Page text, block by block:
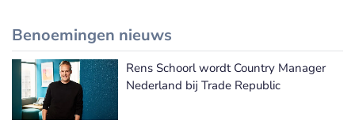
Benoemingen nieuws
Meer Benoemingen nieuws
Rens Schoorl wordt Country Manager
Nederland bij Trade Republic